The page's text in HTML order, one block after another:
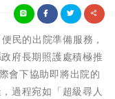
民的出院準備服務，
府長期照護處積極推
會下協助即將出院的
過程宛如「超級尋人